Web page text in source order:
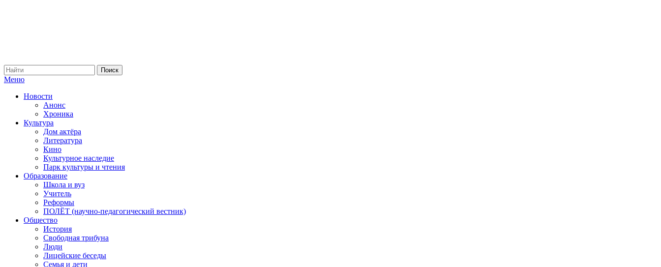
Меню
Новости
Анонс
Хроника
Культура
Дом актёра
Литература
Кино
Культурное наследие
Парк культуры и чтения
Образование
Школа и вуз
Учитель
Реформы
ПОЛЁТ (научно-педагогический вестник)
Общество
История
Свободная трибуна
Люди
Лицейские беседы
Семья и дети